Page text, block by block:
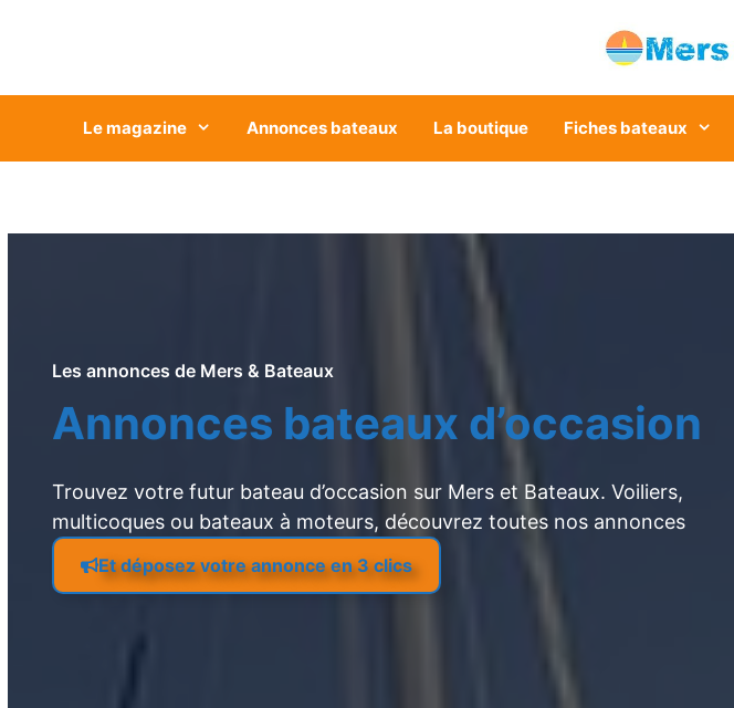
Le magazine Annonces bateaux La boutique Fiches bateaux
Les annonces de Mers & Bateaux
Annonces bateaux d’occasion
Trouvez votre futur bateau d’occasion sur Mers et Bateaux. Voiliers,
multicoques ou bateaux à moteurs, découvrez toutes nos annonces
Et déposez votre annonce en 3 clics